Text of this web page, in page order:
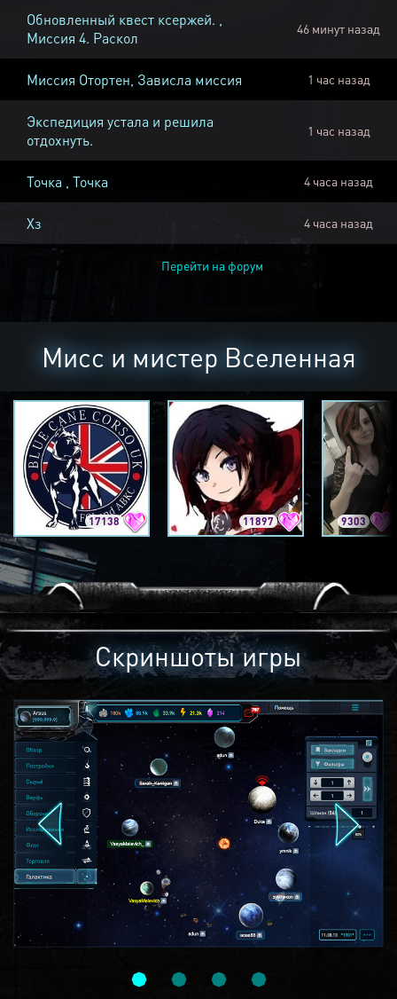
Обновленный квест ксержей. ,
Миссия 4. Раскол
46 минут назад
Миссия Отортен, Зависла миссия 1 час назад
Экспедиция устала и решила
отдохнуть.
1 час назад
Точка , Точка 4 часа назад
Хз 4 часа назад
Перейти на форум
Мисс и мистер Вселенная
17138 11897 9303
Скриншоты игры